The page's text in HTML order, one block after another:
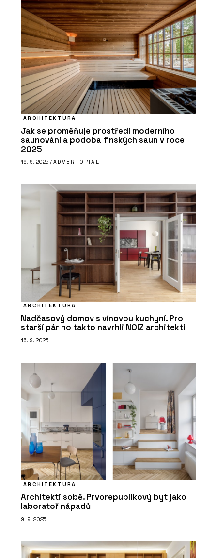
ARCHITEKTURA
Jak se proměňuje prostředí moderního
saunování a podoba finských saun v roce
2025
19. 9. 2025 / ADVERTORIAL
ARCHITEKTURA
Nadčasový domov s vínovou kuchyní. Pro
starší pár ho takto navrhli NOIZ architekti
16. 9. 2025
ARCHITEKTURA
Architekti sobě. Prvorepublikový byt jako
laboratoř nápadů
9. 9. 2025